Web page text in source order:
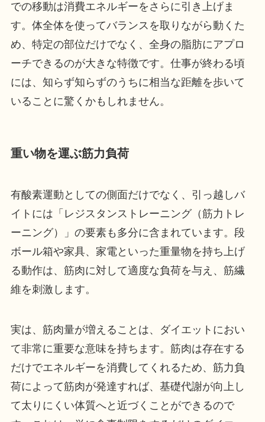
での移動は消費エネルギーをさらに引き上げま
す。体全体を使ってバランスを取りながら動くた
め、特定の部位だけでなく、全身の脂肪にアプロ
ーチできるのが大きな特徴です。仕事が終わる頃
には、知らず知らずのうちに相当な距離を歩いて
いることに驚くかもしれません。
重い物を運ぶ筋力負荷
有酸素運動としての側面だけでなく、引っ越しバ
イトには「レジスタンストレーニング（筋力トレ
ーニング）」の要素も多分に含まれています。段
ボール箱や家具、家電といった重量物を持ち上げ
る動作は、筋肉に対して適度な負荷を与え、筋繊
維を刺激します。
実は、筋肉量が増えることは、ダイエットにおい
て非常に重要な意味を持ちます。筋肉は存在する
だけでエネルギーを消費してくれるため、筋力負
荷によって筋肉が発達すれば、基礎代謝が向上し
て太りにくい体質へと近づくことができるので